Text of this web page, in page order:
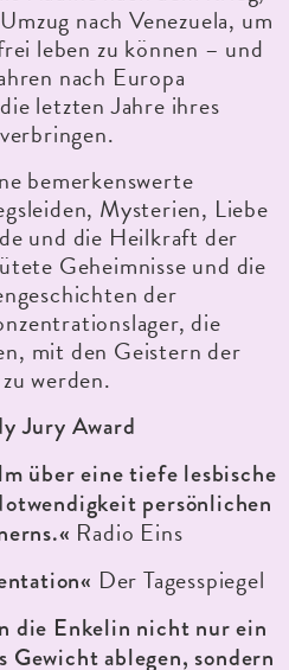
nach Venezuela, um
leben zu können – und
nach Europa
letzten Jahre ihres
bemerkenswerte
Mysterien, Liebe
und die Heilkraft der
Geheimnisse und die
der
die
mit den Geistern der
werden.
Jury Award
über eine tiefe lesbische
persönlichen
Radio Eins
Der Tagesspiegel
die Enkelin nicht nur ein
Gewicht ablegen, sondern